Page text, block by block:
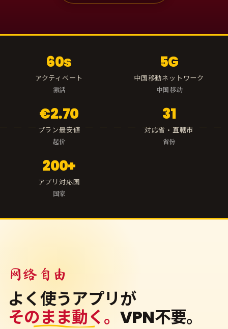
60s
アクティベート
激活
5G
中国移動ネットワーク
中国 移动
€2.70
プラン最安値
起价
31
対応省・直轄市
省份
200+
アプリ対応国
国家
网络自由
よく使うアプリが
そのまま動く。 VPN不要。